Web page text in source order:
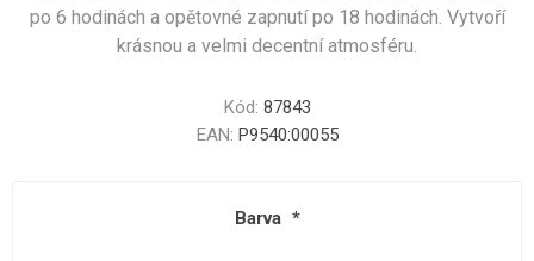
po 6 hodinách a opětovné zapnutí po 18 hodinách. Vytvoří
krásnou a velmi decentní atmosféru.
Kód: 87843
EAN: P9540:00055
Barva *